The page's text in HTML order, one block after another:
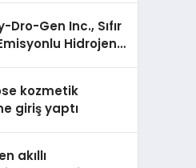
Dro-Gen Inc., Sıfır
Hidrojen
kozmetik
giriş yaptı
akıllı